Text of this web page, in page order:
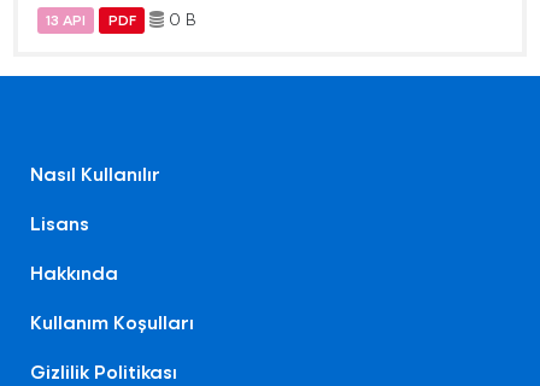
13 API PDF 0 B
Nasıl Kullanılır
Lisans
Hakkında
Kullanım Koşulları
Gizlilik Politikası